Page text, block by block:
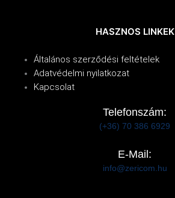
HASZNOS LINKEK
Általános szerződési feltételek
Adatvédelmi nyilatkozat
Kapcsolat
Telefonszám:
(+36) 70 386 6929
E-Mail:
info@zericom.hu